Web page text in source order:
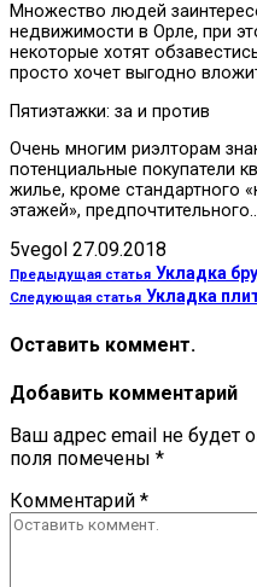
Множество людей
недвижимости в Орле, при
некоторые хотят
просто хочет выгодно
Пятиэтажки: за и против
Очень многим риэлторам
потенциальные покупатели
жилье, кроме стандартного
этажей»,
5vegol 27.09.2018
Предыдущая статья Укладка
Следующая статья Укладка
Оставить коммент.
Добавить комментарий
Ваш адрес email не будет
поля помечены *
Комментарий *